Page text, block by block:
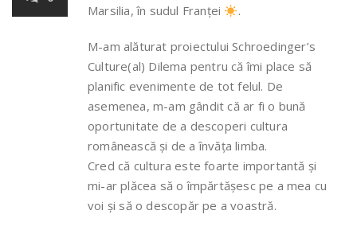
Marsilia, în sudul Franței
.
M-am alăturat proiectului Schroedinger’s
Culture(al) Dilema pentru că îmi place să
planific evenimente de tot felul. De
asemenea, m-am gândit că ar fi o bună
oportunitate de a descoperi cultura
românească și de a învăța limba.
Cred că cultura este foarte importantă și
mi-ar plăcea să o împărtășesc pe a mea cu
voi și să o descopăr pe a voastră.